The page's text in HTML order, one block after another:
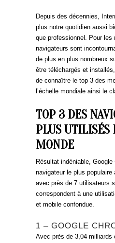
Depuis des décennies,
plus notre quotidien aussi
que professionnel. Pour les
navigateurs sont
de plus en plus nombreux
être téléchargés et
de connaître le top 3 des
l’échelle mondiale ainsi le
TOP 3 DES
PLUS UTILISÉS
MONDE
Résultat indéniable,
navigateur le plus populaire
avec près de 7 utilisateurs
correspondent à une
et mobile confondue.
1 – GOOGLE
Avec près de 3,04 milliards